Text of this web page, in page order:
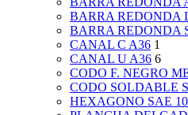
BARRA REDONDA
BARRA REDONDA
CANAL C A36 1
CANAL U A36 6
CODO F. NEGRO
CODO SOLDABLE
HEXAGONO SAE